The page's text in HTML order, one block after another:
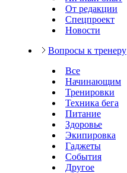
От редакции
Спецпроект
Новости
Вопросы к тренеру
Все
Начинающим
Тренировки
Техника бега
Питание
Здоровье
Экипировка
Гаджеты
События
Другое